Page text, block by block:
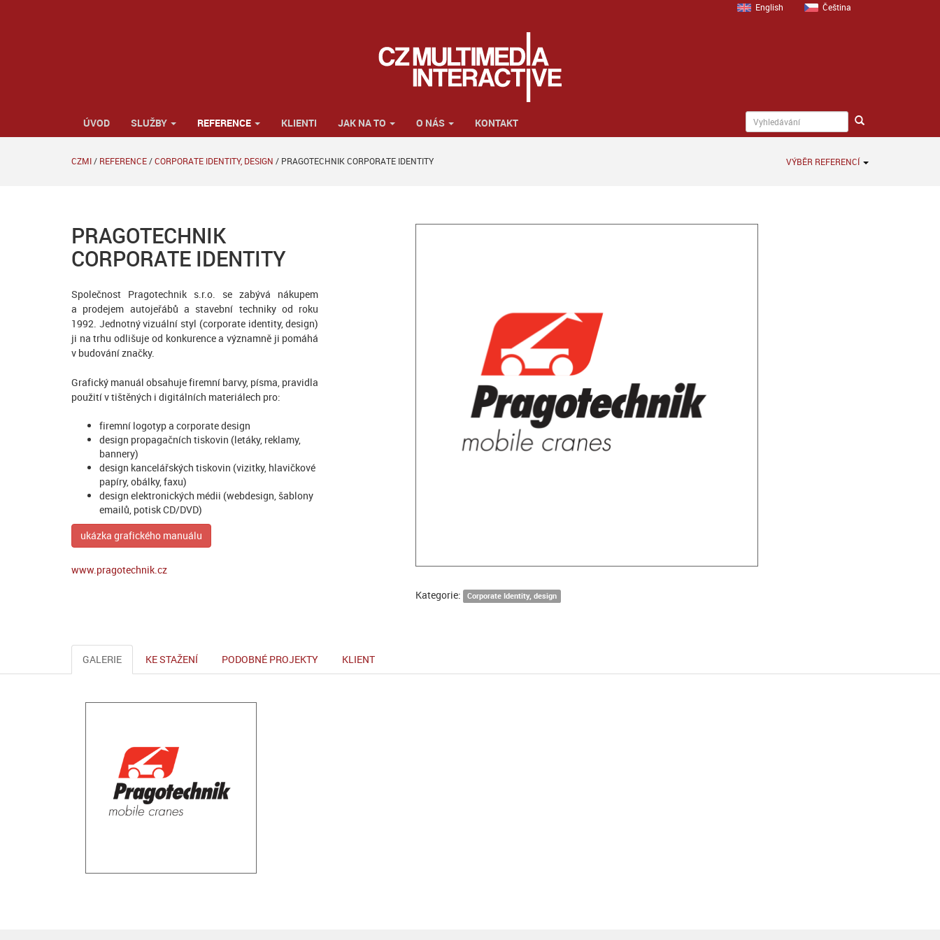
English Čeština
ÚVOD SLUŽBY REFERENCE KLIENTI JAK NA TO O NÁS KONTAKT
CZMI/ REFERENCE/CORPORATE IDENTITY, DESIGN / PRAGOTECHNIK CORPORATE IDENTITY VÝBĚR REFERENCÍ
PRAGOTECHNIK
CORPORATE IDENTITY
Společnost Pragotechnik s.r.o. se zabývá nákupem
a prodejem autojeřábů a stavební techniky od roku
1992. Jednotný vizuální styl (corporate identity, design)
ji na trhu odlišuje od konkurence a významně ji pomáhá
v budování značky.
Grafický manuál obsahuje firemní barvy, písma, pravidla
použití v tištěných i digitálních materiálech pro:
firemní logotyp a corporate design
design propagačních tiskovin (letáky, reklamy,
bannery)
design kancelářských tiskovin (vizitky, hlavičkové
papíry, obálky, faxu)
design elektronických médii (webdesign, šablony
emailů, potisk CD/DVD)
ukázka grafického manuálu
www.pragotechnik.cz
Kategorie:
Corporate Identity, design
GALERIE KE STAŽENÍ PODOBNÉ PROJEKTY KLIENT